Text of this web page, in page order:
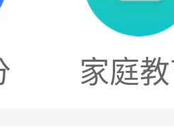
家庭
生涯